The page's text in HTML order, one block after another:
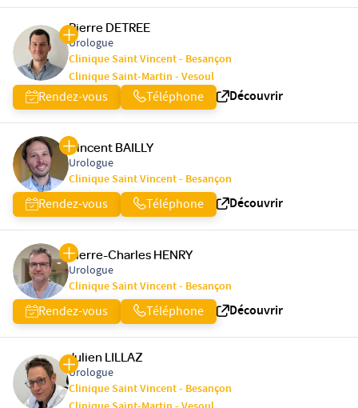
Pierre DETREE
Urologue
Clinique Saint Vincent - Besançon
Clinique Saint-Martin - Vesoul
Rendez-vous Téléphone Découvrir
Vincent BAILLY
Urologue
Clinique Saint Vincent - Besançon
Rendez-vous Téléphone Découvrir
Pierre-Charles HENRY
Urologue
Clinique Saint Vincent - Besançon
Rendez-vous Téléphone Découvrir
Julien LILLAZ
Urologue
Clinique Saint Vincent - Besançon